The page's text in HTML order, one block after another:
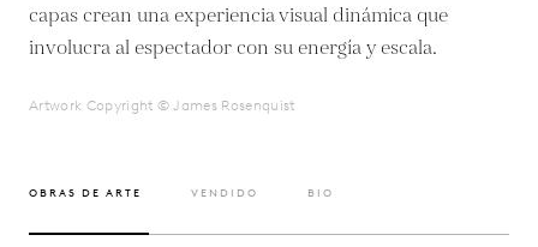
capas crean una experiencia visual dinámica que
involucra al espectador con su energía y escala.
Artwork Copyright © James Rosenquist
OBRAS DE ARTE VENDIDO BIO